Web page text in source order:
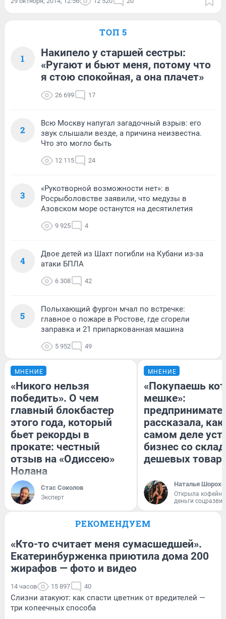
ТОП 5
1
Накипело у старшей сестры:
«Ругают и бьют меня, потому что
я стою спокойная, а она плачет»
26 699 17
2
Всю Москву напугал загадочный взрыв: его
звук слышали везде, а причина неизвестна.
Что это могло быть
12 115 24
3
«Рукотворной возможности нет»: в
Росрыболовстве заявили, что медузы в
Азовском море останутся на десятилетия
9 925 4
4
Двое детей из Шахт погибли на Кубани из-за
атаки БПЛА
6 308 42
5
Полыхающий фургон мчал по встречке:
главное о пожаре в Ростове, где сгорели
заправка и 21 припаркованная машина
5 952 49
МНЕНИЕ
«Никого нельзя
победить». О чем
главный блокбастер
этого года, который
бьет рекорды в
прокате: честный
отзыв на «Одиссею»
Нолана
Стас Соколов
Эксперт
МНЕНИЕ
«Покупаешь
мешке»:
рассказала, как
самом деле
бизнес со
дешевых
Наталья
Открыла
деньги
РЕКОМЕНДУЕМ
«Кто-то считает меня сумасшедшей».
Екатеринбурженка приютила дома 200
жирафов — фото и видео
14 часов 15 897 40
Слизни атакуют: как спасти цветник от вредителей —
три копеечных способа